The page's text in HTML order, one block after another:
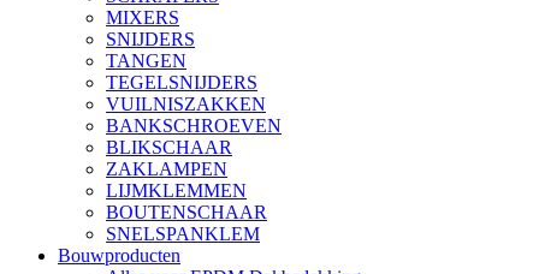
MIXERS
SNIJDERS
TANGEN
TEGELSNIJDERS
VUILNISZAKKEN
BANKSCHROEVEN
BLIKSCHAAR
ZAKLAMPEN
LIJMKLEMMEN
BOUTENSCHAAR
SNELSPANKLEM
Bouwproducten